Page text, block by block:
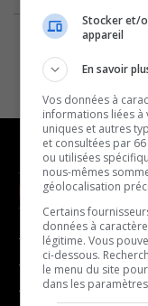
NOUVELLES
- Affaires municipales
- Communauté /
- Culture
Stocker et/
appareil
En savoir
Vos données à
informations liées
uniques et autres
et consultées par
ou utilisées
nous-mêmes
géolocalisation
Certains
données à
légitime. Vous
ci-dessous.
le menu du site
dans les